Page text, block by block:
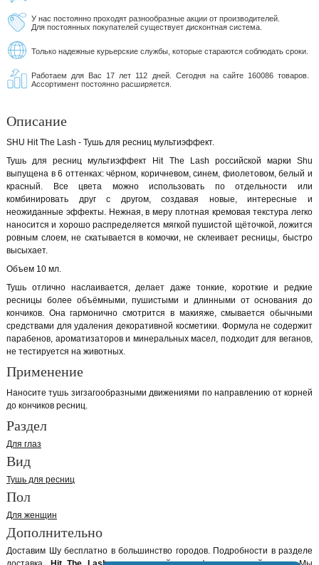
У нас постоянно проходят разнообразные акции от производителей.
Для постоянных покупателей существует дисконтная система.
Только надежные курьерские службы, которые стараются соблюдать сроки.
Работаем для Вас 17 лет 112 дней. Сегодня на сайте 160086 товаров.
Ассортимент постоянно расширяется.
Описание
SHU Hit The Lash - Тушь для ресниц мультиэффект.
Тушь для ресниц мультиэффект Hit The Lash российской марки Shu
выпущена в 6 оттенках: чёрном, коричневом, синем, фиолетовом, белый и
красный. Все цвета можно использовать по отдельности или
комбинировать друг с другом, создавая новые, интересные и
неожиданные эффекты. Нежная, в меру плотная кремовая текстура легко
наносится и хорошо распределяется мягкой пушистой щёточкой, ложится
ровным слоем, не скатывается в комочки, не склеивает ресницы, быстро
высыхает.
Объем 10 мл.
Тушь отлично наслаивается, делает даже тонкие, короткие и редкие
ресницы более объёмными, пушистыми и длинными от основания до
кончиков. Она гармонично смотрится в макияже, смывается обычными
средствами для удаления декоративной косметики. Формула не содержит
парабенов, ароматизаторов и минеральных масел, подходит для веганов,
не тестируется на животных.
Применение
Наносите тушь зигзагообразными движениями по направлению от корней
до кончиков ресниц.
Раздел
Для глаз
Вид
Тушь для ресниц
Пол
Для женщин
Дополнительно
Доставим Шу бесплатно в большинство городов. Подробности в разделе